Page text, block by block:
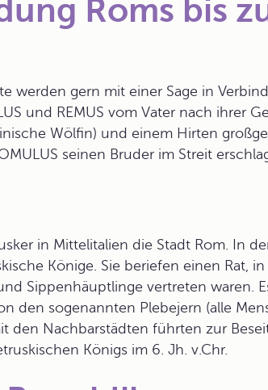
Roms bis
werden gern mit einer Sage in
und REMUS vom Vater nach ihrer
Wölfin) und einem Hirten
seinen Bruder im Streit
in Mittelitalien die Stadt Rom. In
Könige. Sie beriefen einen Rat,
Sippenhäuptlinge vertreten waren.
den sogenannten Plebejern (alle
den Nachbarstädten führten zur
Königs im 6. Jh. v.Chr.